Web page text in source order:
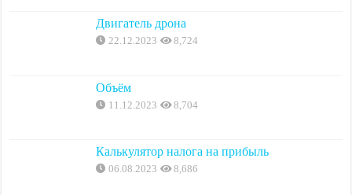
Двигатель дрона
22.12.2023 8,724
Объём
11.12.2023 8,704
Калькулятор налога на прибыль
06.08.2023 8,686